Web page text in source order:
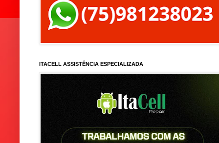
ITACELL ASSISTÊNCIA ESPECIALIZADA